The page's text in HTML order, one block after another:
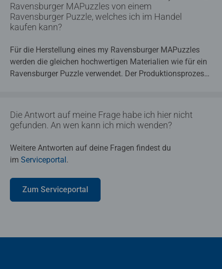
Ravensburger MAPuzzles von einem
Ravensburger Puzzle, welches ich im Handel
kaufen kann?
Für die Herstellung eines my Ravensburger MAPuzzles
werden die gleichen hochwertigen Materialien wie für ein
Ravensburger Puzzle verwendet. Der Produktionsprozess
Handarbeit gefertigt und sehr genauestens auf die
Ravensburger Qualität geprüft.
Die Antwort auf meine Frage habe ich hier nicht
gefunden. An wen kann ich mich wenden?
Weitere Antworten auf deine Fragen findest du
im Serviceportal.
Zum Serviceportal